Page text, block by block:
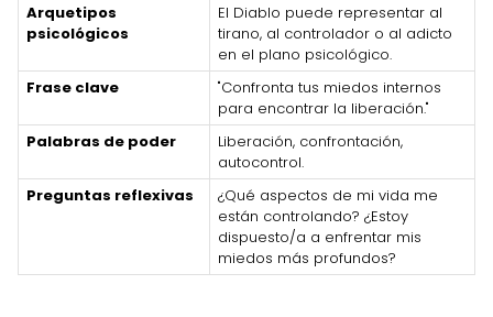
Arquetipos
psicológicos
El Diablo puede representar al
tirano, al controlador o al adicto
en el plano psicológico.
Frase clave
"Confronta tus miedos internos
para encontrar la liberación."
Palabras de poder
Liberación, confrontación,
autocontrol.
Preguntas reflexivas
¿Qué aspectos de mi vida me
están controlando? ¿Estoy
dispuesto/a a enfrentar mis
miedos más profundos?